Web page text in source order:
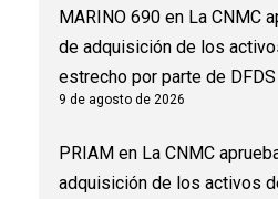
MARINO 690 en La CNMC
de adquisición de los
estrecho por parte de DFDS
9 de agosto de 2026
PRIAM en La CNMC
adquisición de los activos